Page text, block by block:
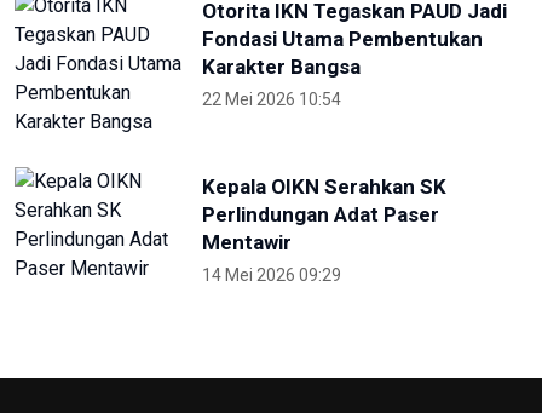
Otorita IKN Tegaskan PAUD Jadi
Fondasi Utama Pembentukan
Karakter Bangsa
22 Mei 2026 10:54
Kepala OIKN Serahkan SK
Perlindungan Adat Paser
Mentawir
14 Mei 2026 09:29